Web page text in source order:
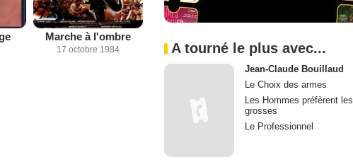
Marche à l'ombre
17 octobre 1984 A tourné le plus avec...
Jean-Claude Bouillaud
Le Choix des armes
Les Hommes préfèrent les
grosses
Le Professionnel